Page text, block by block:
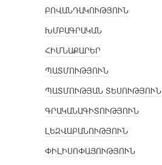
ԲՈՎԱՆԴԱԿՈՒԹՅՈՒՆ
ԽՄԲԱԳՐԱԿԱՆ
ՀԻՄՆԱՔԱՐԵՐ
ՊԱՏՄՈՒԹՅՈՒՆ
ՊԱՏՄՈՒԹՅԱՆ ՏԵՍՈՒԹՅՈՒՆ
ԳՐԱԿԱՆԱԳԻՏՈՒԹՅՈՒՆ
ԼԵԶՎԱԲԱՆՈՒԹՅՈՒՆ
ՓԻԼԻՍՈՓԱՅՈՒԹՅՈՒՆ